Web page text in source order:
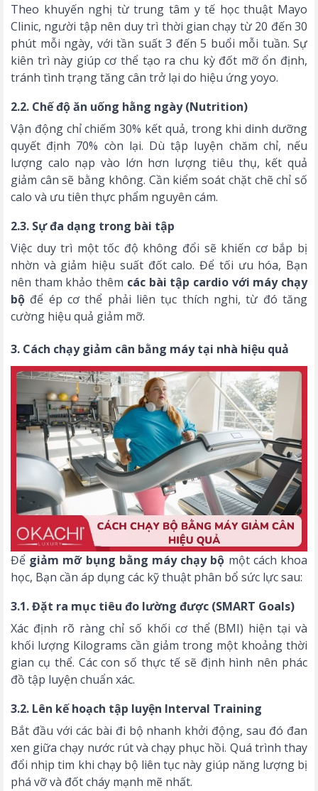
Theo khuyến nghị từ trung tâm y tế học thuật Mayo
Clinic, người tập nên duy trì thời gian chạy từ 20 đến 30
phút mỗi ngày, với tần suất 3 đến 5 buổi mỗi tuần. Sự
kiên trì này giúp cơ thể tạo ra chu kỳ đốt mỡ ổn định,
tránh tình trạng tăng cân trở lại do hiệu ứng yoyo.
2.2. Chế độ ăn uống hằng ngày (Nutrition)
Vận động chỉ chiếm 30% kết quả, trong khi dinh dưỡng
quyết định 70% còn lại. Dù tập luyện chăm chỉ, nếu
lượng calo nạp vào lớn hơn lượng tiêu thụ, kết quả
giảm cân sẽ bằng không. Cần kiểm soát chặt chẽ chỉ số
calo và ưu tiên thực phẩm nguyên cám.
2.3. Sự đa dạng trong bài tập
Việc duy trì một tốc độ không đổi sẽ khiến cơ bắp bị
nhờn và giảm hiệu suất đốt calo. Để tối ưu hóa, Bạn
nên tham khảo thêm các bài tập cardio với máy chạy
bộ để ép cơ thể phải liên tục thích nghi, từ đó tăng
cường hiệu quả giảm mỡ.
3. Cách chạy giảm cân bằng máy tại nhà hiệu quả
Để giảm mỡ bụng bằng máy chạy bộ một cách khoa
học, Bạn cần áp dụng các kỹ thuật phân bổ sức lực sau:
3.1. Đặt ra mục tiêu đo lường được (SMART Goals)
Xác định rõ ràng chỉ số khối cơ thể (BMI) hiện tại và
khối lượng Kilograms cần giảm trong một khoảng thời
gian cụ thể. Các con số thực tế sẽ định hình nên phác
đồ tập luyện chuẩn xác.
3.2. Lên kế hoạch tập luyện Interval Training
Bắt đầu với các bài đi bộ nhanh khởi động, sau đó đan
xen giữa chạy nước rút và chạy phục hồi. Quá trình thay
đổi nhịp tim khi chạy bộ liên tục này giúp năng lượng bị
phá vỡ và đốt cháy mạnh mẽ nhất.